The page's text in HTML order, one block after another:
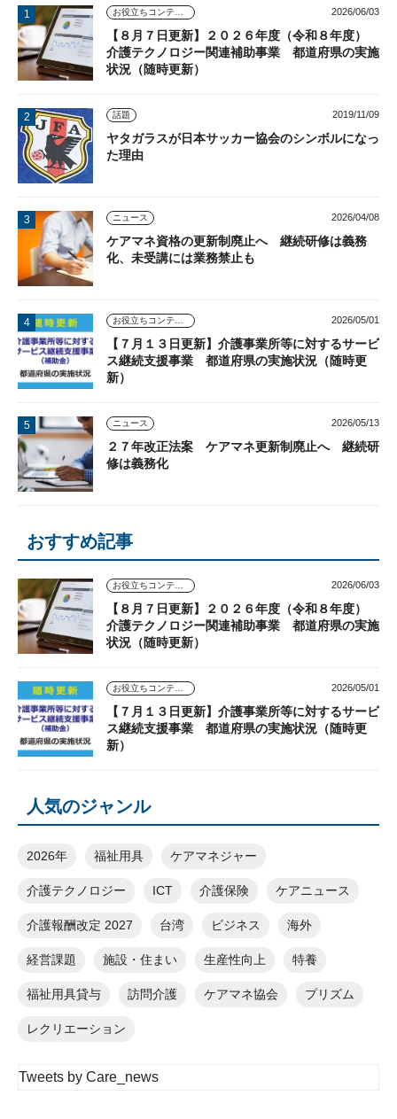
お役立ちコンテンツ 2026/06/03
【８月７日更新】２０２６年度（令和８年度）
介護テクノロジー関連補助事業 都道府県の実施
状況（随時更新）
話題 2019/11/09
ヤタガラスが日本サッカー協会のシンボルになっ
た理由
ニュース 2026/04/08
ケアマネ資格の更新制廃止へ 継続研修は義務
化、未受講には業務禁止も
お役立ちコンテンツ 2026/05/01
【７月１３日更新】介護事業所等に対するサービ
ス継続支援事業 都道府県の実施状況（随時更
新）
ニュース 2026/05/13
２７年改正法案 ケアマネ更新制廃止へ 継続研
修は義務化
おすすめ記事
お役立ちコンテンツ 2026/06/03
【８月７日更新】２０２６年度（令和８年度）
介護テクノロジー関連補助事業 都道府県の実施
状況（随時更新）
お役立ちコンテンツ 2026/05/01
【７月１３日更新】介護事業所等に対するサービ
ス継続支援事業 都道府県の実施状況（随時更
新）
人気のジャンル
2026年 福祉用具 ケアマネジャー
介護テクノロジー ICT 介護保険 ケアニュース
介護報酬改定 2027 台湾 ビジネス 海外
経営課題 施設・住まい 生産性向上 特養
福祉用具貸与 訪問介護 ケアマネ協会 プリズム
レクリエーション
Tweets by Care_news